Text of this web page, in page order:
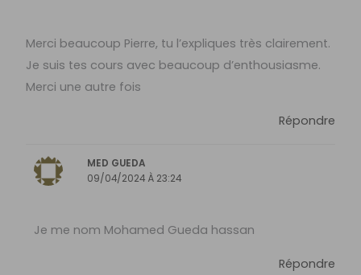
Merci beaucoup Pierre, tu l’expliques très clairement.
Je suis tes cours avec beaucoup d’enthousiasme.
Merci une autre fois
Répondre
MED GUEDA
09/04/2024 À 23:24
Je me nom Mohamed Gueda hassan
Répondre